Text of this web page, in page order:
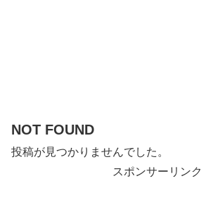
NOT FOUND
投稿が見つかりませんでした。
スポンサーリンク